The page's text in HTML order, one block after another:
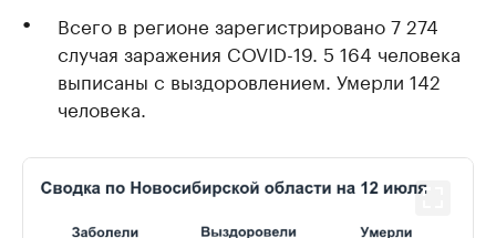
Всего в регионе зарегистрировано 7 274
случая заражения COVID-19. 5 164 человека
выписаны с выздоровлением. Умерли 142
человека.